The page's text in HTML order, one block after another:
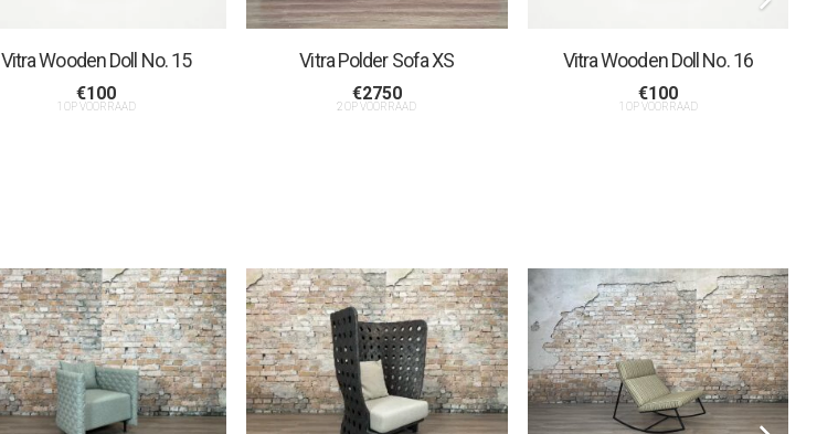
Vitra Wooden Doll No. 15
€100
1 OP VOORRAAD
Vitra Polder Sofa XS
€2750
2 OP VOORRAAD
Vitra Wooden Doll No. 16
€100
1 OP VOORRAAD